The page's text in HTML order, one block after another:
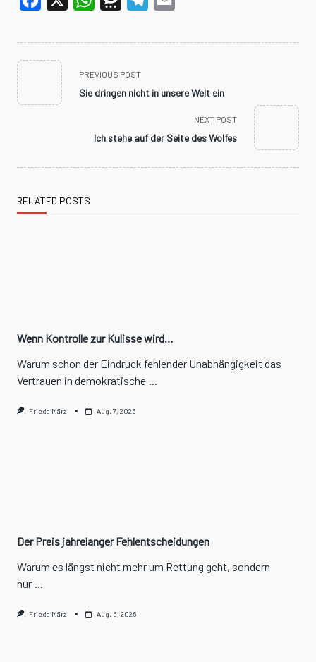
<span
class="nav-
subtitle
PREVIOUS POST
Sie dringen nicht in unsere Welt ein
NEXT POST
Ich stehe auf der Seite des Wolfes
RELATED POSTS
Wenn Kontrolle zur Kulisse wird…
Warum schon der Eindruck fehlender Unabhängigkeit das
Vertrauen in demokratische
Frieda März Aug. 7, 2026
Der Preis jahrelanger Fehlentscheidungen
Warum es längst nicht mehr um Rettung geht, sondern
nur ...
Frieda März Aug. 5, 2026